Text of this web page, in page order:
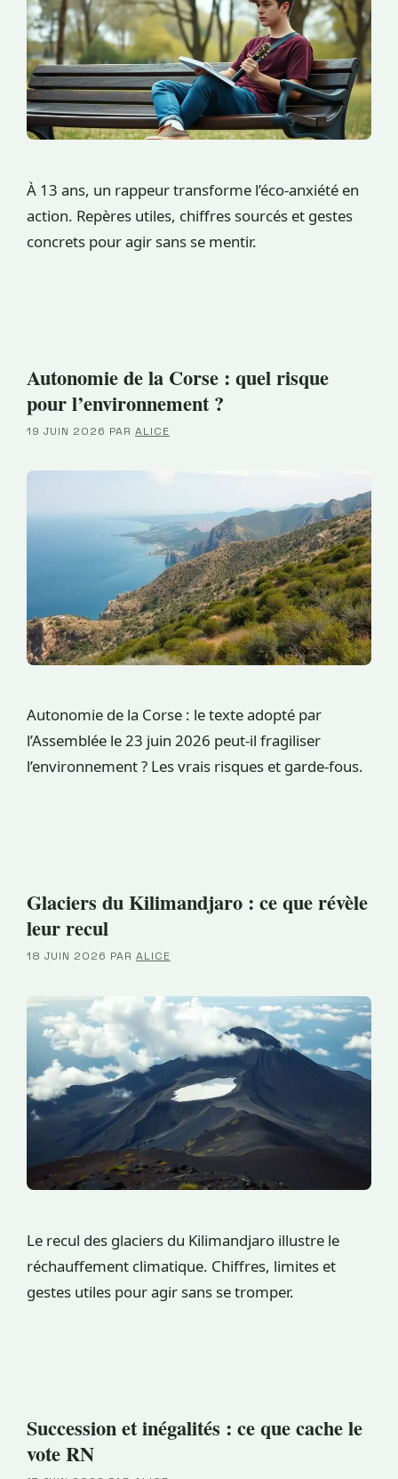
À 13 ans, un rappeur transforme l’éco-anxiété en
action. Repères utiles, chiffres sourcés et gestes
concrets pour agir sans se mentir.
Autonomie de la Corse : quel risque
pour l’environnement ?
19 JUIN 2026 PAR ALICE
Autonomie de la Corse : le texte adopté par
l’Assemblée le 23 juin 2026 peut-il fragiliser
l’environnement ? Les vrais risques et garde-fous.
Glaciers du Kilimandjaro : ce que révèle
leur recul
18 JUIN 2026 PAR ALICE
Le recul des glaciers du Kilimandjaro illustre le
réchauffement climatique. Chiffres, limites et
gestes utiles pour agir sans se tromper.
Succession et inégalités : ce que cache le
vote RN